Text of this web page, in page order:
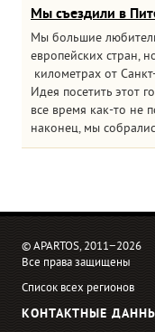
Мы съездили в
Мы большие
европейских стран,
километрах от
Идея посетить этот
все время как-то не
наконец, мы
© APARTOS, 2011−2026
Все права защищены
Список всех регионов
КОНТАКТНЫЕ